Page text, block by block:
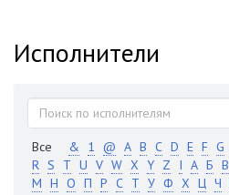
Исполнители
Все & 1 @ A B C D E F G
R S T U V W X Y Z І А Б В
М Н О П Р С Т У Ф Х Ц Ч